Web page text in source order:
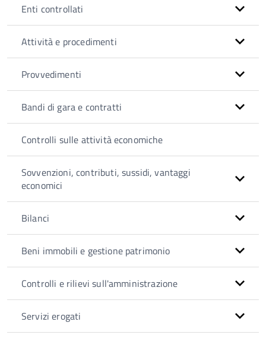
Enti controllati
Attività e procedimenti
Provvedimenti
Bandi di gara e contratti
Controlli sulle attività economiche
Sovvenzioni, contributi, sussidi, vantaggi
economici
Bilanci
Beni immobili e gestione patrimonio
Controlli e rilievi sull'amministrazione
Servizi erogati